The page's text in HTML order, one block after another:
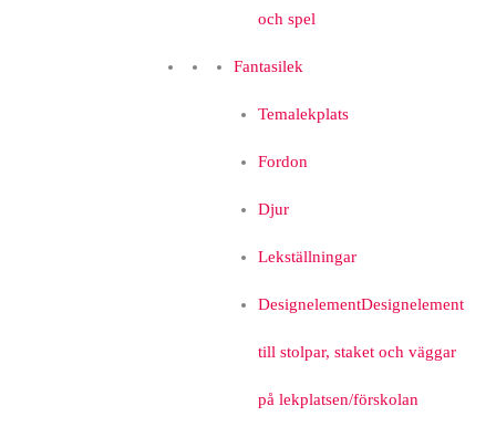
och spel
Fantasilek
Temalekplats
Fordon
Djur
Lekställningar
DesignelementDesignelement
till stolpar, staket och väggar
på lekplatsen/förskolan